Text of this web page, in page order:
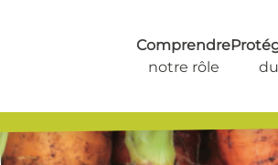
Comprendre
notre rôle